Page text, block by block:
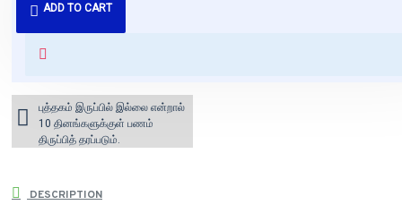
ADD TO CART
வைக்கப்படும்.
for orders above ₹1000 within
புத்தகம் இருப்பில் இல்லை என்றால்
10 தினங்களுக்குள் பணம்
திருப்பித் தரப்படும்.
DESCRIPTION